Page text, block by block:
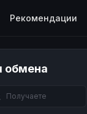
Рекомендации
обмена